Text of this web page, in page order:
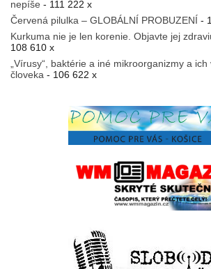
nepíše - 111 222 x
Červená pilulka – GLOBÁLNÍ PROBUZENÍ -
Kurkuma nie je len korenie. Objavte jej
108 610 x
„Vírusy“, baktérie a iné mikroorganizmy a
človeka - 106 622 x